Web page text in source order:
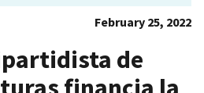
February 25, 2022
de